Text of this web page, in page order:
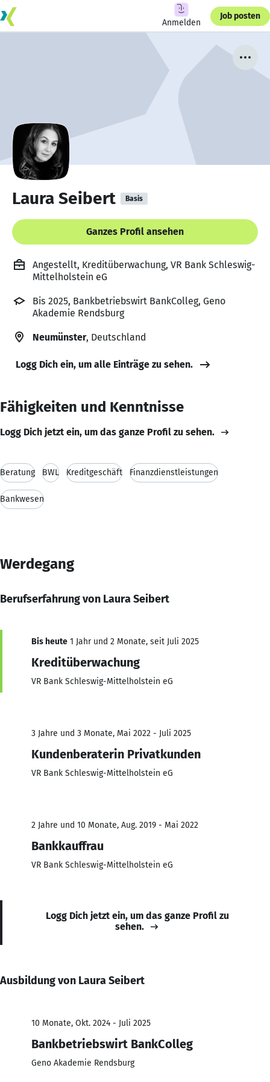
Anmelden
Job posten
Laura Seibert Basis
Ganzes Profil ansehen
Angestellt, Kreditüberwachung, VR Bank Schleswig-
Mittelholstein eG
Bis 2025, Bankbetriebswirt BankColleg, Geno
Akademie Rendsburg
Neumünster, Deutschland
Logg Dich ein, um alle Einträge zu sehen.
Fähigkeiten und Kenntnisse
Logg Dich jetzt ein, um das ganze Profil zu sehen.
Beratung BWL Kreditgeschäft Finanzdienstleistungen
Bankwesen
Werdegang
Berufserfahrung von Laura Seibert
Bis heute 1 Jahr und 2 Monate, seit Juli 2025
Kreditüberwachung
VR Bank Schleswig-Mittelholstein eG
3 Jahre und 3 Monate, Mai 2022 - Juli 2025
Kundenberaterin Privatkunden
VR Bank Schleswig-Mittelholstein eG
2 Jahre und 10 Monate, Aug. 2019 - Mai 2022
Bankkauffrau
VR Bank Schleswig-Mittelholstein eG
Logg Dich jetzt ein, um das ganze Profil zu
sehen.
Ausbildung von Laura Seibert
10 Monate, Okt. 2024 - Juli 2025
Bankbetriebswirt BankColleg
Geno Akademie Rendsburg